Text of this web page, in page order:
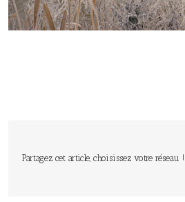
Partagez cet article, choisissez votre réseau !